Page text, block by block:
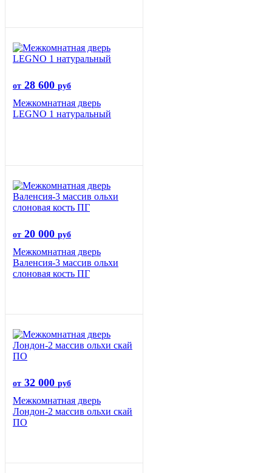
от 28 600 руб
Межкомнатная дверь
LEGNO 1 натуральный
от 20 000 руб
Межкомнатная дверь
Валенсия-3 массив ольхи
слоновая кость ПГ
от 32 000 руб
Межкомнатная дверь
Лондон-2 массив ольхи скай
ПО